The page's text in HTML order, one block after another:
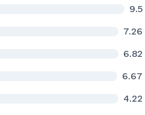
9.5
7.26
6.82
6.67
4.22